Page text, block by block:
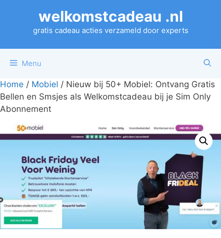
welkomstcadeau .nl
gratis cadeau acties verzameld door experts
Menu
Home / Mobiel / Nieuw bij 50+ Mobiel: Ontvang Gratis
Bellen en Smsjes als Welkomstcadeau bij je Sim Only
Abonnement